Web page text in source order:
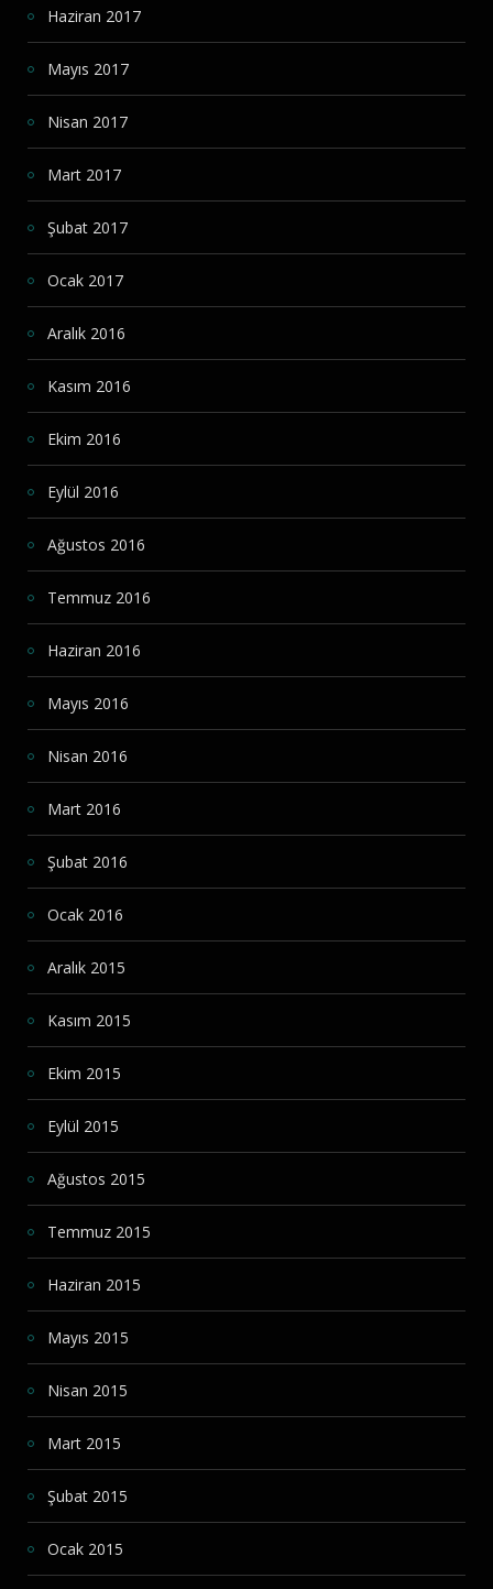
Haziran 2017
Mayıs 2017
Nisan 2017
Mart 2017
Şubat 2017
Ocak 2017
Aralık 2016
Kasım 2016
Ekim 2016
Eylül 2016
Ağustos 2016
Temmuz 2016
Haziran 2016
Mayıs 2016
Nisan 2016
Mart 2016
Şubat 2016
Ocak 2016
Aralık 2015
Kasım 2015
Ekim 2015
Eylül 2015
Ağustos 2015
Temmuz 2015
Haziran 2015
Mayıs 2015
Nisan 2015
Mart 2015
Şubat 2015
Ocak 2015